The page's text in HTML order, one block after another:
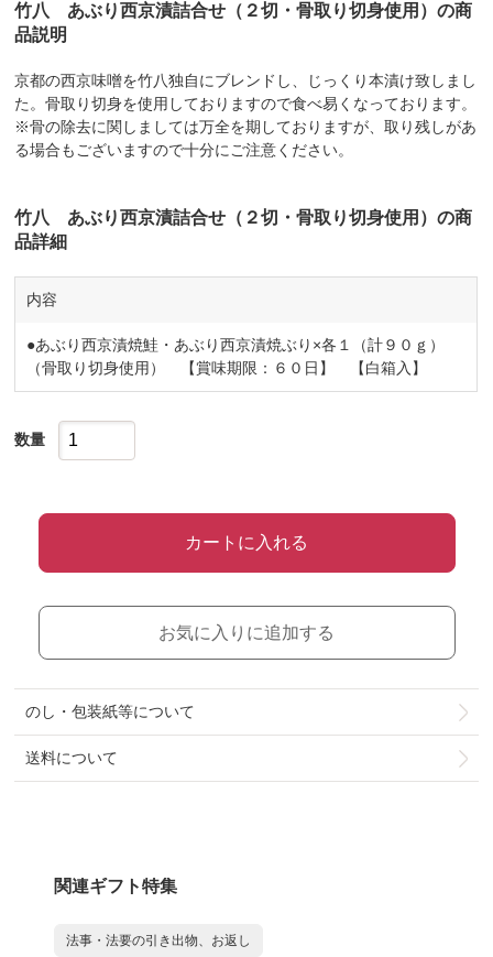
竹八 あぶり西京漬詰合せ（２切・骨取り切身使用）の商
品説明
京都の西京味噌を竹八独自にブレンドし、じっくり本漬け致しまし
た。骨取り切身を使用しておりますので食べ易くなっております。
※骨の除去に関しましては万全を期しておりますが、取り残しがあ
る場合もございますので十分にご注意ください。
竹八 あぶり西京漬詰合せ（２切・骨取り切身使用）の商
品詳細
内容
●あぶり西京漬焼鮭・あぶり西京漬焼ぶり×各１（計９０ｇ）
（骨取り切身使用） 【賞味期限：６０日】 【白箱入】
数量
カートに入れる
お気に入りに追加する
のし・包装紙等について
送料について
関連ギフト特集
法事・法要の引き出物、お返し